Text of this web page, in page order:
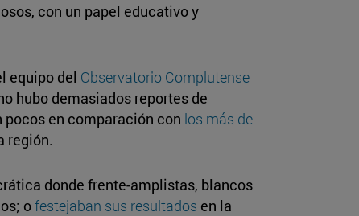
con un papel educativo y
equipo del Observatorio Complutense
hubo demasiados reportes de
en comparación con los más de
región.
donde frente-amplistas, blancos
ofestejaban sus resultados en la